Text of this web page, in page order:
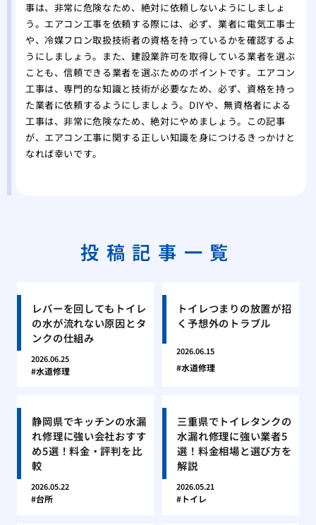
事は、非常に危険なため、絶対に依頼しないようにしましょ
う。エアコン工事を依頼する際には、必ず、業者に電気工事士
や、冷媒フロン取扱技術者の資格を持っているかを確認するよ
うにしましょう。また、建設業許可を取得している業者を選ぶ
ことも、信頼できる業者を選ぶためのポイントです。エアコン
工事は、専門的な知識と技術が必要なため、必ず、資格を持っ
た業者に依頼するようにしましょう。DIYや、無資格者による
工事は、非常に危険なため、絶対にやめましょう。この記事
が、エアコン工事に関する正しい知識を身につけるきっかけと
なれば幸いです。
投稿記事一覧
レバーを回してもトイレ
の水が流れない原因とタ
ンクの仕組み
2026.06.25
水道修理
トイレつまりの放置が招
く予想外のトラブル
2026.06.15
水道修理
静岡県でキッチンの水漏
れ修理に強い会社おすす
め5選！料金・評判を比
較
2026.05.22
台所
三重県でトイレタンクの
水漏れ修理に強い業者5
選！料金相場と選び方を
解説
2026.05.21
トイレ